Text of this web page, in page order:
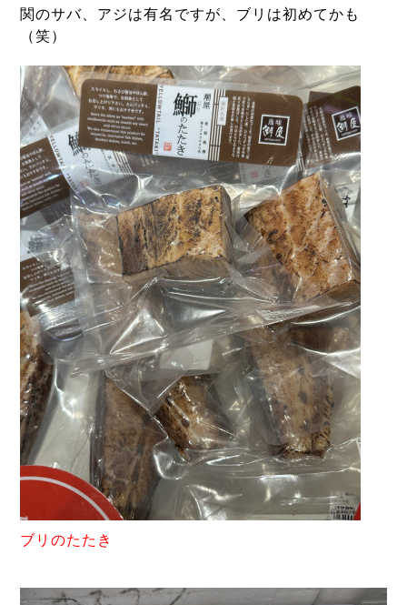
関のサバ、アジは有名ですが、ブリは初めてかも
（笑）
ブリ のたたき